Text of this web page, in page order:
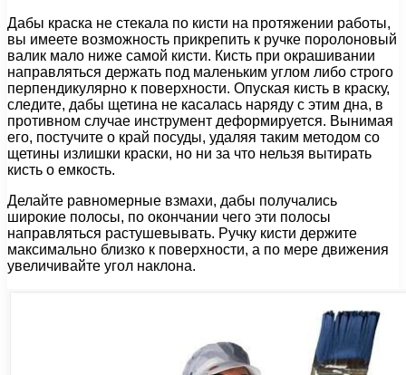
Дабы краска не стекала по кисти на протяжении работы,
вы имеете возможность прикрепить к ручке поролоновый
валик мало ниже самой кисти. Кисть при окрашивании
направляться держать под маленьким углом либо строго
перпендикулярно к поверхности. Опуская кисть в краску,
следите, дабы щетина не касалась наряду с этим дна, в
противном случае инструмент деформируется. Вынимая
его, постучите о край посуды, удаляя таким методом со
щетины излишки краски, но ни за что нельзя вытирать
кисть о емкость.
Делайте равномерные взмахи, дабы получались
широкие полосы, по окончании чего эти полосы
направляться растушевывать. Ручку кисти держите
максимально близко к поверхности, а по мере движения
увеличивайте угол наклона.